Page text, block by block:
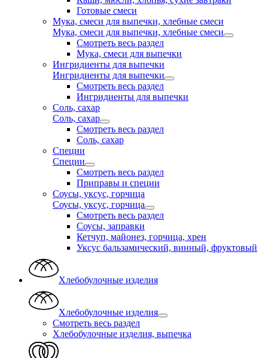
Готовые смеси
Мука, смеси для выпечки, хлебные смеси
Мука, смеси для выпечки, хлебные смеси
Смотреть весь раздел
Мука, смеси для выпечки
Ингридиенты для выпечки
Ингридиенты для выпечки
Смотреть весь раздел
Ингридиенты для выпечки
Соль, сахар
Соль, сахар
Смотреть весь раздел
Соль, сахар
Специи
Специи
Смотреть весь раздел
Приправы и специи
Соусы, уксус, горчица
Соусы, уксус, горчица
Смотреть весь раздел
Соусы, заправки
Кетчуп, майонез, горчица, хрен
Уксус бальзамический, винный, фруктовый
Хлебобулочные изделия
Хлебобулочные изделия
Смотреть весь раздел
Хлебобулочные изделия, выпечка